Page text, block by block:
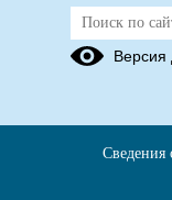
Олимпиады
Версия
Сведения